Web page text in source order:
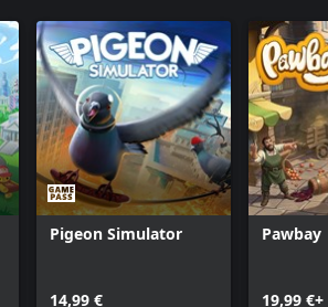
Pigeon Simulator
14,99 €
Pawbay
19,99 €+